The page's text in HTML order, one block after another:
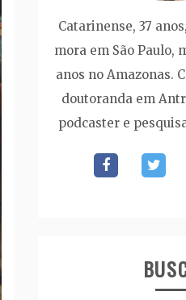
Catarinense, 37
mora em São Paulo,
anos no Amazonas.
doutoranda em
podcaster e